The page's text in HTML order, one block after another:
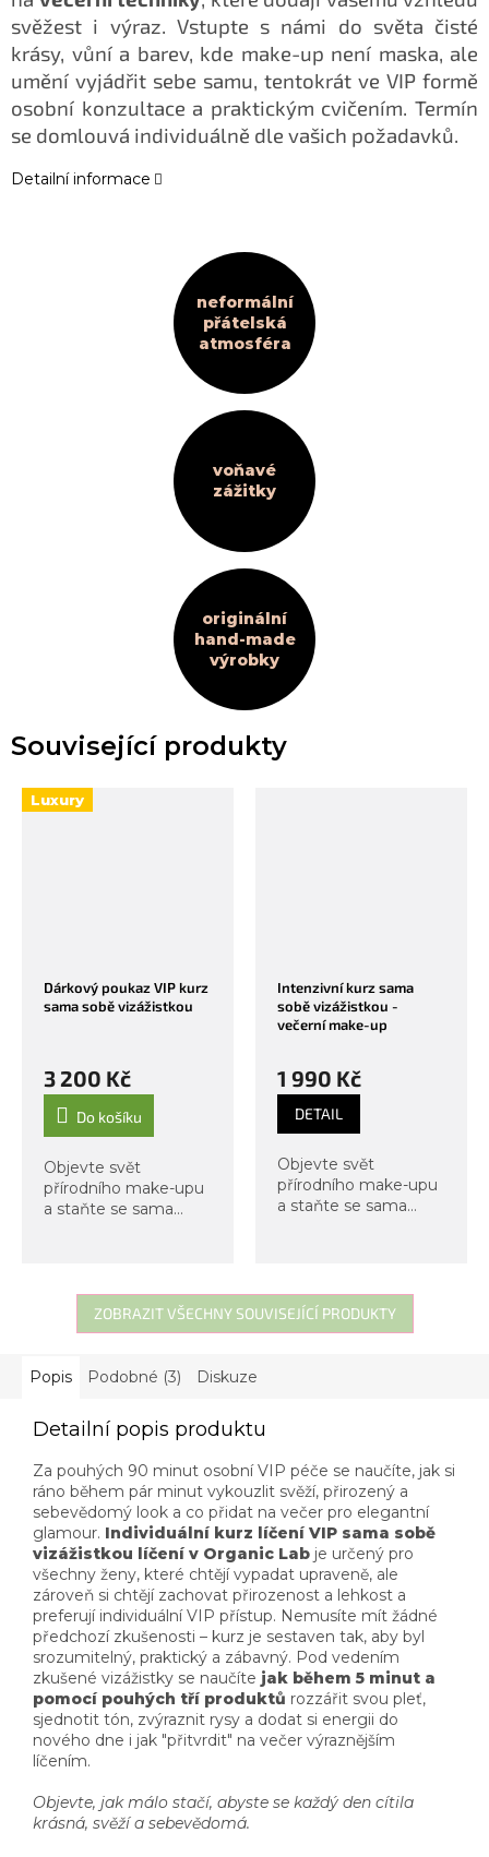
svěžest i výraz. Vstupte s námi do světa čisté
krásy, vůní a barev, kde make-up není maska, ale
umění vyjádřit sebe samu, tentokrát ve VIP formě
osobní konzultace a praktickým cvičením. Termín
se domlouvá individuálně dle vašich požadavků.
Detailní informace
neformální
přátelská
atmosféra
voňavé
zážitky
originální
hand-made
výrobky
Související produkty
Luxury
Dárkový poukaz VIP kurz
sama sobě vizážistkou
3 200 Kč
Do košíku
Objevte svět
přírodního make-upu
a staňte se sama
přirozené denní líčení,
ale i na večerní
techniky, které
Intenzivní kurz sama
sobě vizážistkou -
večerní make-up
1 990 Kč
DETAIL
Objevte svět
přírodního make-upu
a staňte se sama
ale i na večerní
techniky, které
ZOBRAZIT VŠECHNY SOUVISEJÍCÍ PRODUKTY
Popis Podobné (3) Diskuze
Detailní popis produktu
Za pouhých 90 minut osobní VIP péče se naučíte, jak si
ráno během pár minut vykouzlit svěží, přirozený a
sebevědomý look a co přidat na večer pro elegantní
glamour. Individuální kurz líčení VIP sama sobě
vizážistkou líčení v Organic Lab je určený pro
všechny ženy, které chtějí vypadat upraveně, ale
zároveň si chtějí zachovat přirozenost a lehkost a
preferují individuální VIP přístup. Nemusíte mít žádné
předchozí zkušenosti – kurz je sestaven tak, aby byl
srozumitelný, praktický a zábavný. Pod vedením
zkušené vizážistky se naučíte jak během 5 minut a
pomocí pouhých tří produktů rozzářit svou pleť,
sjednotit tón, zvýraznit rysy a dodat si energii do
nového dne i jak "přitvrdit" na večer výraznějším
líčením.
Objevte, jak málo stačí, abyste se každý den cítila
krásná, svěží a sebevědomá.